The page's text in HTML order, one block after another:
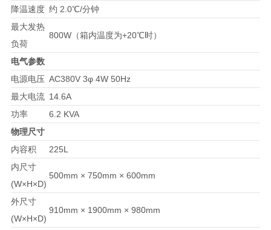
降温速度 约 2.0℃/分钟
最大发热
负荷
800W（箱内温度为+20℃时）
电气参数
电源电压 AC380V 3φ 4W 50Hz
最大电流 14.6A
功率
6.2 KVA
物理尺寸
内容积
225L
内尺寸
(W×H×D)
500mm × 750mm × 600mm
外尺寸
(W×H×D)
910mm × 1900mm × 980mm